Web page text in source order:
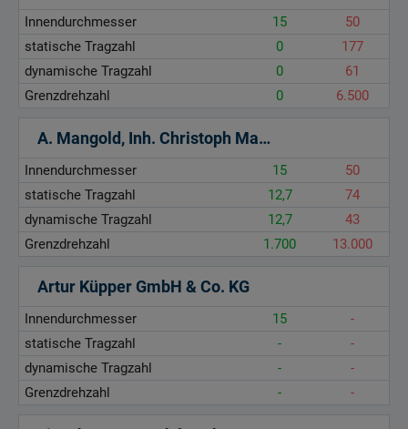
Innendurchmesser 15
50
statische Tragzahl
0
177
dynamische Tragzahl
0
61
Grenzdrehzahl
0 6.500
A. Mangold, Inh. Christoph Mayr e.K.
Innendurchmesser 15
50
statische Tragzahl
12,7
74
dynamische Tragzahl
12,7
43
Grenzdrehzahl
1.700 13.000
Artur Küpper GmbH & Co. KG
Innendurchmesser 15
-
statische Tragzahl
-
-
dynamische Tragzahl
-
-
Grenzdrehzahl
- -